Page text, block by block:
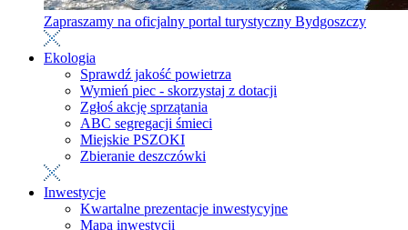
Zapraszamy na oficjalny portal turystyczny Bydgoszczy
Ekologia
Sprawdź jakość powietrza
Wymień piec - skorzystaj z dotacji
Zgłoś akcję sprzątania
ABC segregacji śmieci
Miejskie PSZOKI
Zbieranie deszczówki
Inwestycje
Kwartalne prezentacje inwestycyjne
Mapa inwestycji